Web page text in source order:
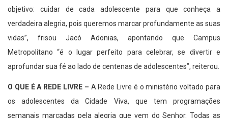
objetivo: cuidar de cada adolescente para que conheça a
verdadeira alegria, pois queremos marcar profundamente as suas
vidas”, frisou Jacó Adonias, apontando que Campus
Metropolitano “é o lugar perfeito para celebrar, se divertir e
aprofundar sua fé ao lado de centenas de adolescentes”, reiterou.
O QUE É A REDE LIVRE – A Rede Livre é o ministério voltado para
os adolescentes da Cidade Viva, que tem programações
semanais marcadas pela alegria que vem do Senhor. Todas as